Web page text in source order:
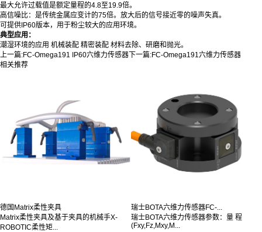
最大允许过载值是额定量程的4.8至19.9倍。
高信噪比：是传统金属应变计的75倍。放大后的信号接近零的噪声失真。
可提供IP60版本，用于粉尘较大的应用环境。
典型应用：
潮湿环境的应用 机械装配 精密装配 材料去除、研磨和抛光。
上一篇:FC-Omega191 IP60六维力传感器 下一篇:FC-Omega191六维力传感器
相关推荐
德国Matrix柔性夹具
Matrix柔性夹具及基于夹具的机械手X-
ROBOTIC柔性矩...
瑞士BOTA六维力传感器FC-...
瑞士BOTA六维力传感器参数：量 程
(Fxy,Fz,Mxy,M...